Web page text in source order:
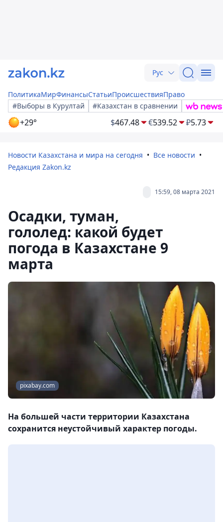
Рус
ПолитикаМирФинансыСтатьиПроисшествияПраво
#Выборы в Курултай
#Казахстан в сравнении
+29° $467.48 €539.52 ₽5.73
Новости Казахстана и мира на сегодня
Все новости
Редакция Zakon.kz
15:59, 08 марта 2021
Осадки, туман,
гололед: какой будет
погода в Казахстане 9
марта
pixabay.com
На большей части территории Казахстана
сохранится неустойчивый характер погоды.